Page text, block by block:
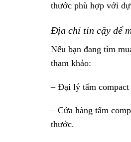
thước phù hợp với
Địa chỉ tin cậy để
Nếu bạn đang tìm
tham khảo:
– Đại lý tấm compact
– Cửa hàng tấm
thước.